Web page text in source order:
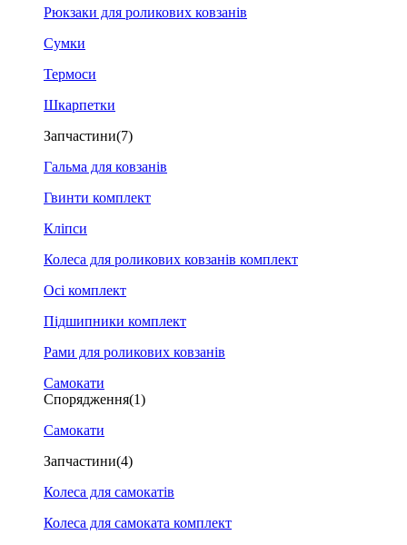
Рюкзаки для роликових ковзанів
Сумки
Термоси
Шкарпетки
Запчастини(7)
Гальма для ковзанів
Гвинти комплект
Кліпси
Колеса для роликових ковзанів комплект
Осі комплект
Підшипники комплект
Рами для роликових ковзанів
Самокати
Спорядження(1)
Самокати
Запчастини(4)
Колеса для самокатів
Колеса для самоката комплект